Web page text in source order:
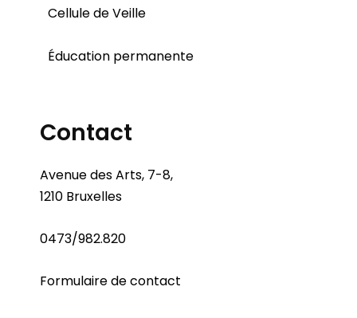
Cellule de Veille
Éducation permanente
Contact
Avenue des Arts, 7-8,
1210 Bruxelles
0473/982.820
Formulaire de contact